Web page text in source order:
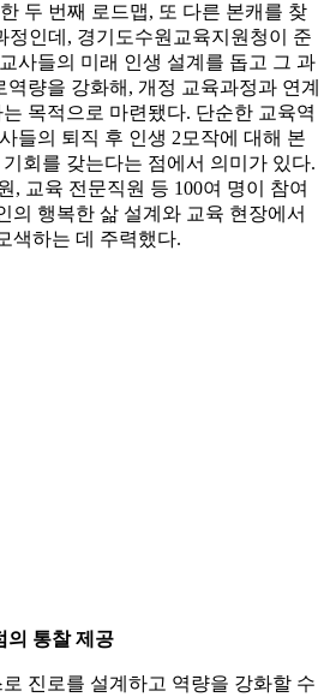
두 번째 로드맵, 또 다른 본캐를 찾
정인데, 경기도수원교육지원청이 준
사들의 미래 인생 설계를 돕고 그 과
량을 강화해, 개정 교육과정과 연계
목적으로 마련됐다. 단순한 교육역
들의 퇴직 후 인생 2모작에 대해 본
회를 갖는다는 점에서 의미가 있다.
, 교육 전문직원 등 100여 명이 참여
의 행복한 삶 설계와 교육 현장에서
색하는 데 주력했다.
의 통찰 제공
진로를 설계하고 역량을 강화할 수